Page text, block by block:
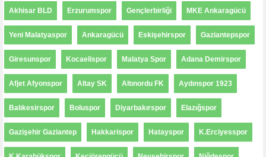
Akhisar BLD Erzurumspor Gençlerbirliği MKE Ankaragücü
Yeni Malatyaspor Ankaragücü Eskişehirspor Gaziantepspor
Giresunspor Kocaelispor Malatya Spor Adana Demirspor
Afjet Afyonspor Altay SK Altınordu FK Aydınspor 1923
Balıkesirspor Boluspor Diyarbakırspor Elazığspor
Gazişehir Gaziantep Hakkarispor Hatayspor K.Erciyesspor